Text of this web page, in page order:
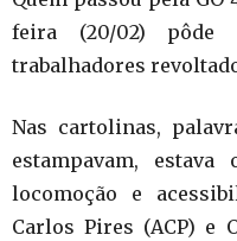
feira (20/02) pôde
trabalhadores
Nas cartolinas,
estampavam,
locomoção e
Carlos Pires (ACP) e